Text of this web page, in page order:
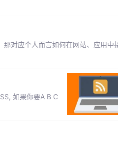
对应个人而言如何在网站、应用中
如果你要A B C